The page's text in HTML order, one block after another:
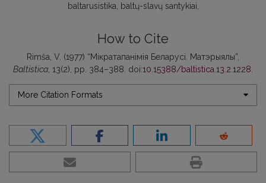
baltarusistika baltų-slavų santykiai
How to Cite
Rimša, V. (1977) “Мiкратапанiмiя Беларусi. Матэрыялы”,
Baltistica , 13(2), pp. 384–388. doi:10.15388/baltistica.13.2.1228
More Citation Formats